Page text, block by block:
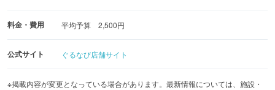
料金・費用 平均予算 2,500円
公式サイト ぐるなび店舗サイト
※掲載内容が変更となっている場合があります。最新情報については、施設・